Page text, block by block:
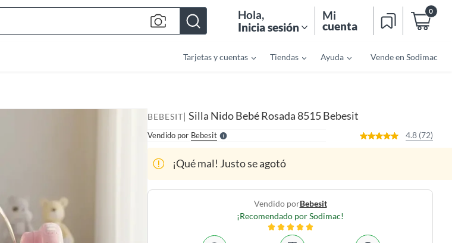
B
Hola,
Inicia sesión
Mi
cuenta
0
Tarjetas y cuentas Tiendas Ayuda Vende en Sodimac
BEBESIT| Silla Nido Bebé Rosada 8515 Bebesit
Vendido por BebesitS
l
l
4.8 (72)
¡Qué mal! Justo se agotó
Vendido porBebesit
¡Recomendado por Sodimac!